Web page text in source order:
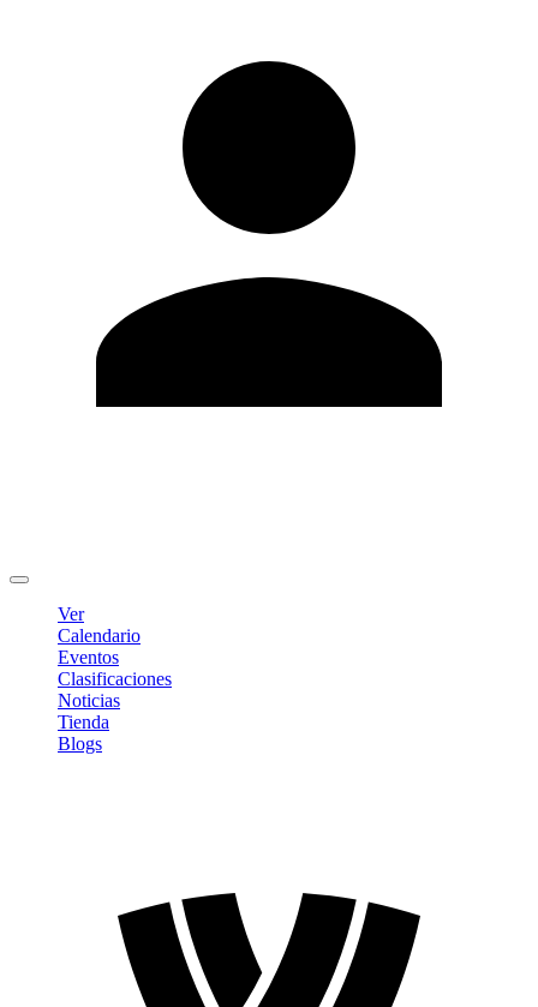
Ver
Calendario
Eventos
Clasificaciones
Noticias
Tienda
Blogs